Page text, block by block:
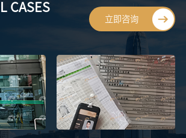
CASES
立即咨询